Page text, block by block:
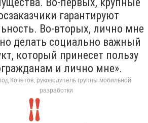
гарантируют
Во-вторых, лично мне
делать социально важный
который принесет пользу
и лично мне».
Кочетов, руководитель группы мобильной
разработки